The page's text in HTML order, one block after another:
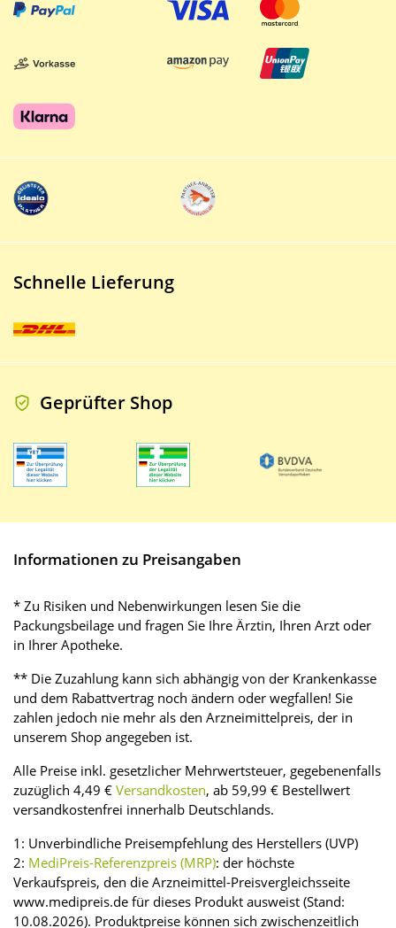
Schnelle Lieferung
Geprüfter Shop
Informationen zu Preisangaben
* Zu Risiken und Nebenwirkungen lesen Sie die
Packungsbeilage und fragen Sie Ihre Ärztin, Ihren Arzt oder
in Ihrer Apotheke.
** Die Zuzahlung kann sich abhängig von der Krankenkasse
und dem Rabattvertrag noch ändern oder wegfallen! Sie
zahlen jedoch nie mehr als den Arzneimittelpreis, der in
unserem Shop angegeben ist.
Alle Preise inkl. gesetzlicher Mehrwertsteuer, gegebenenfalls
zuzüglich 4,49 € Versandkosten, ab 59,99 € Bestellwert
versandkostenfrei innerhalb Deutschlands.
1: Unverbindliche Preisempfehlung des Herstellers (UVP)
2: MediPreis-Referenzpreis (MRP): der höchste
Verkaufspreis, den die Arzneimittel-Preisvergleichsseite
www.medipreis.de für dieses Produkt ausweist (Stand:
10.08.2026). Produktpreise können sich zwischenzeitlich